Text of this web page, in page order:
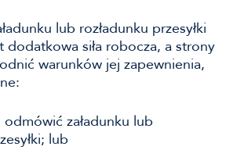
lub rozładunku przesyłki
dodatkowa siła robocza, a strony
warunków jej zapewnienia,
załadunku lub
lub